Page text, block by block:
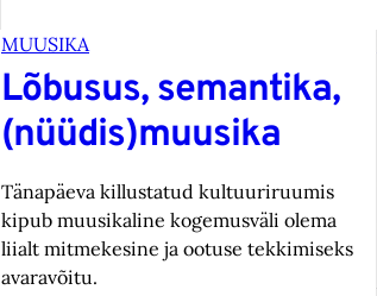
MUUSIKA
Lõbusus, semantika,
(nüüdis)muusika
Tänapäeva killustatud kultuuriruumis
kipub muusikaline kogemusväli olema
liialt mitmekesine ja ootuse tekkimiseks
avaravõitu.